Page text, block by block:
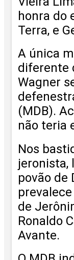
honra do
Terra, e
A única
diferente
Wagner
(MDB).
não teria
Nos
jeronista,
povão de
de
Ronaldo
Avante.